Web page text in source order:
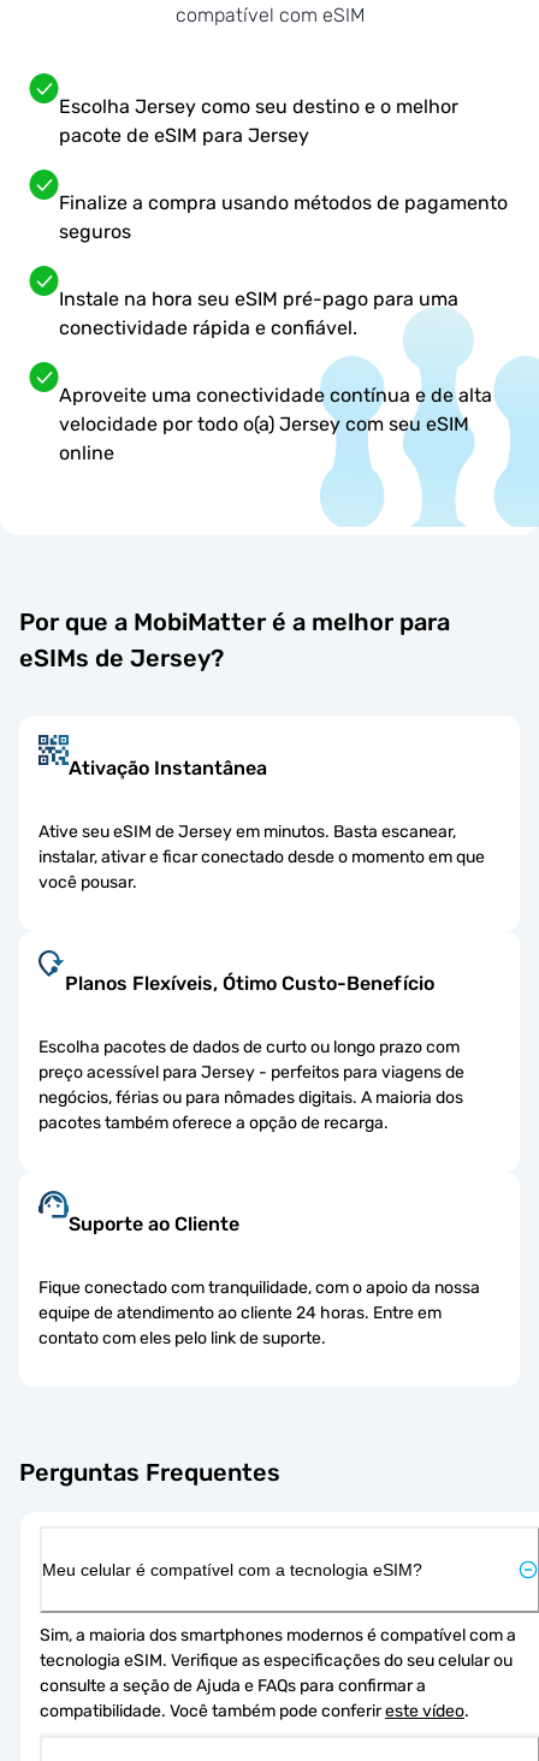
compatível com eSIM
Escolha Jersey como seu destino e o melhor
pacote de eSIM para Jersey
Finalize a compra usando métodos de pagamento
seguros
Instale na hora seu eSIM pré-pago para uma
conectividade rápida e confiável.
Aproveite uma conectividade contínua e de alta
velocidade por todo o(a) Jersey com seu eSIM
online
Por que a MobiMatter é a melhor para
eSIMs de Jersey?
Ativação Instantânea
Ative seu eSIM de Jersey em minutos. Basta escanear,
instalar, ativar e ficar conectado desde o momento em que
você pousar.
Planos Flexíveis, Ótimo Custo-Benefício
Escolha pacotes de dados de curto ou longo prazo com
preço acessível para Jersey - perfeitos para viagens de
negócios, férias ou para nômades digitais. A maioria dos
pacotes também oferece a opção de recarga.
Suporte ao Cliente
Fique conectado com tranquilidade, com o apoio da nossa
equipe de atendimento ao cliente 24 horas. Entre em
contato com eles pelo link de suporte.
Perguntas Frequentes
Meu celular é compatível com a tecnologia eSIM?
Sim, a maioria dos smartphones modernos é compatível com a
tecnologia eSIM. Verifique as especificações do seu celular ou
consulte a seção de Ajuda e FAQs para confirmar a
compatibilidade. Você também pode conferir este vídeo.